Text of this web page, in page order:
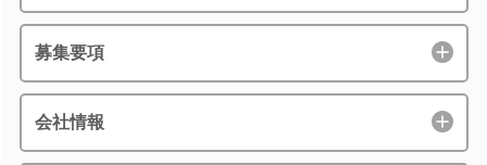
募集要項
会社情報